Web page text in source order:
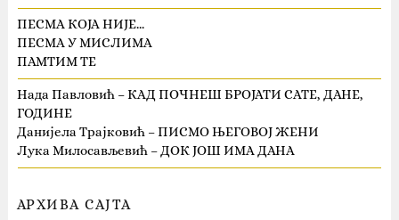
ПЕСМА КОЈА НИЈЕ…
ПЕСМА У МИСЛИМА
ПАМТИМ ТЕ
Нада Павловић – КАД ПОЧНЕШ БРОЈАТИ САТЕ, ДАНЕ,
ГОДИНЕ
Данијела Трајковић – ПИСМО ЊЕГОВОЈ ЖЕНИ
Лука Милосављевић – ДОК ЈОШ ИМА ДАНА
АРХИВА САЈТА